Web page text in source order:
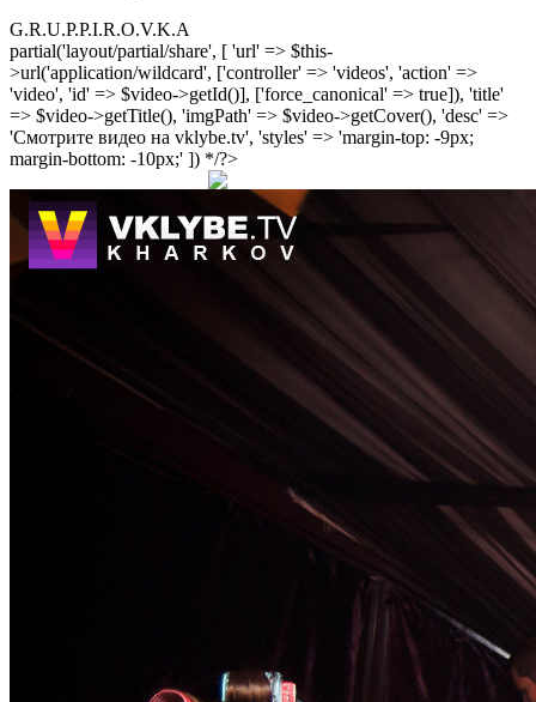
G.R.U.P.P.I.R.O.V.K.A
partial('layout/partial/share', [ 'url' => $this-
>url('application/wildcard', ['controller' => 'videos', 'action' =>
'video', 'id' => $video->getId()], ['force_canonical' => true]), 'title'
=> $video->getTitle(), 'imgPath' => $video->getCover(), 'desc' =>
'Смотрите видео на vklybe.tv', 'styles' => 'margin-top: -9px;
margin-bottom: -10px;' ]) */?>